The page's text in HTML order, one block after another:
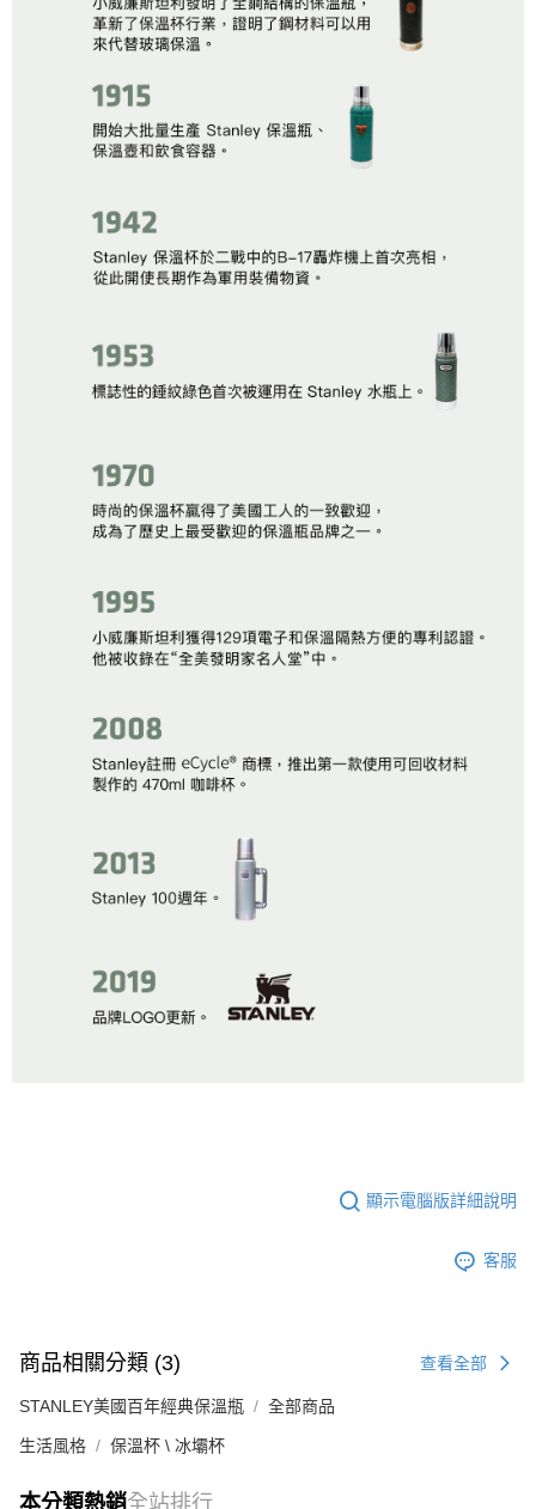
顯示電腦版詳細說明
客服
商品相關分類 (3) 查看全部
STANLEY美國百年經典保溫瓶 全部商品
生活風格 保溫杯 \ 冰壩杯
本分類熱銷全站排行